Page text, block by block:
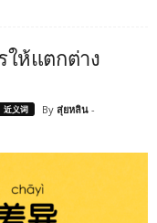
ให้แตกต่าง
近义词 By สุ่ยหลิน -